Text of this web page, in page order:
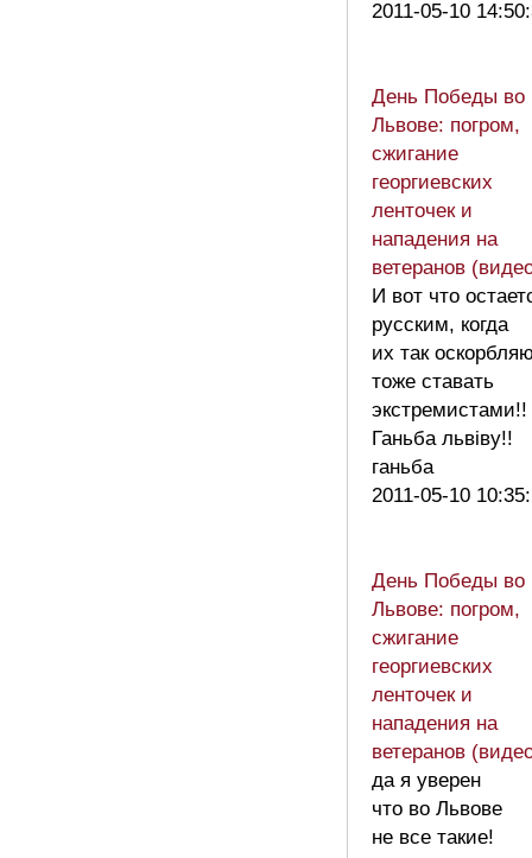
2011-05-10
День Победы во
Львове: погром,
сжигание
георгиевских
ленточек и
нападения на
ветеранов
И вот что
русским, когда
их так
тоже ставать
экстремистами!!
Ганьба львiву!!
ганьба
2011-05-10
День Победы во
Львове: погром,
сжигание
георгиевских
ленточек и
нападения на
ветеранов
да я уверен
что во Львове
не все такие!